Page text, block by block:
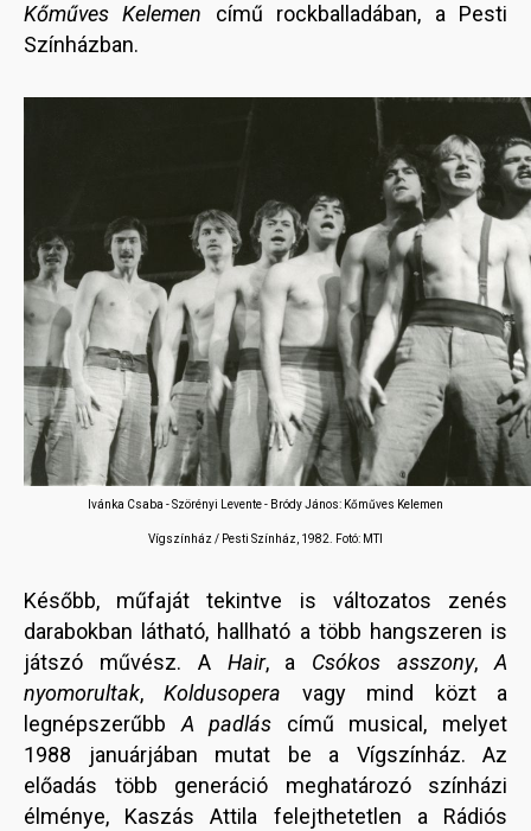
Kőműves Kelemen című rockballadában, a Pesti
Színházban.
Ivánka Csaba - Szörényi Levente - Bródy János: Kőműves Kelemen
Vígszínház / Pesti Színház, 1982. Fotó: MTI
Később, műfaját tekintve is változatos zenés
darabokban látható, hallható a több hangszeren is
játszó művész. A Hair, a Csókos asszony,A
nyomorultak,Koldusopera vagy mind közt a
legnépszerűbbA padlás című musical, melyet
1988 januárjában mutat be a Vígszínház. Az
előadás több generáció meghatározó színházi
élménye, Kaszás Attila felejthetetlen a Rádiós